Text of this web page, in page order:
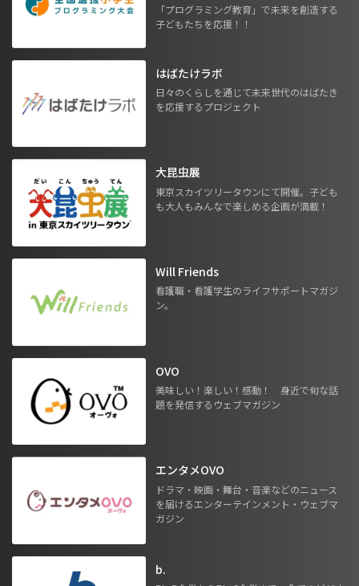
「プログラミング教育」で未来を創造する
子どもたちを応援！！
はばたけラボ
日々のくらしを通じて未来世代のはばたき
を応援するプロジェクト
大昆虫展
東京スカイツリータウンにて開催。子ども
も大人もみんなで楽しめる企画が満載！
Will Friends
看護職・看護学生のライフサポートマガジ
ン。
OVO
美味しい！楽しい！感動！ 身近で旬な話
題を発信するウェブマガジン
エンタメOVO
ドラマ・映画・舞台・音楽などのニュース
を届けるエンターテインメント・ウェブマ
ガジン
b.